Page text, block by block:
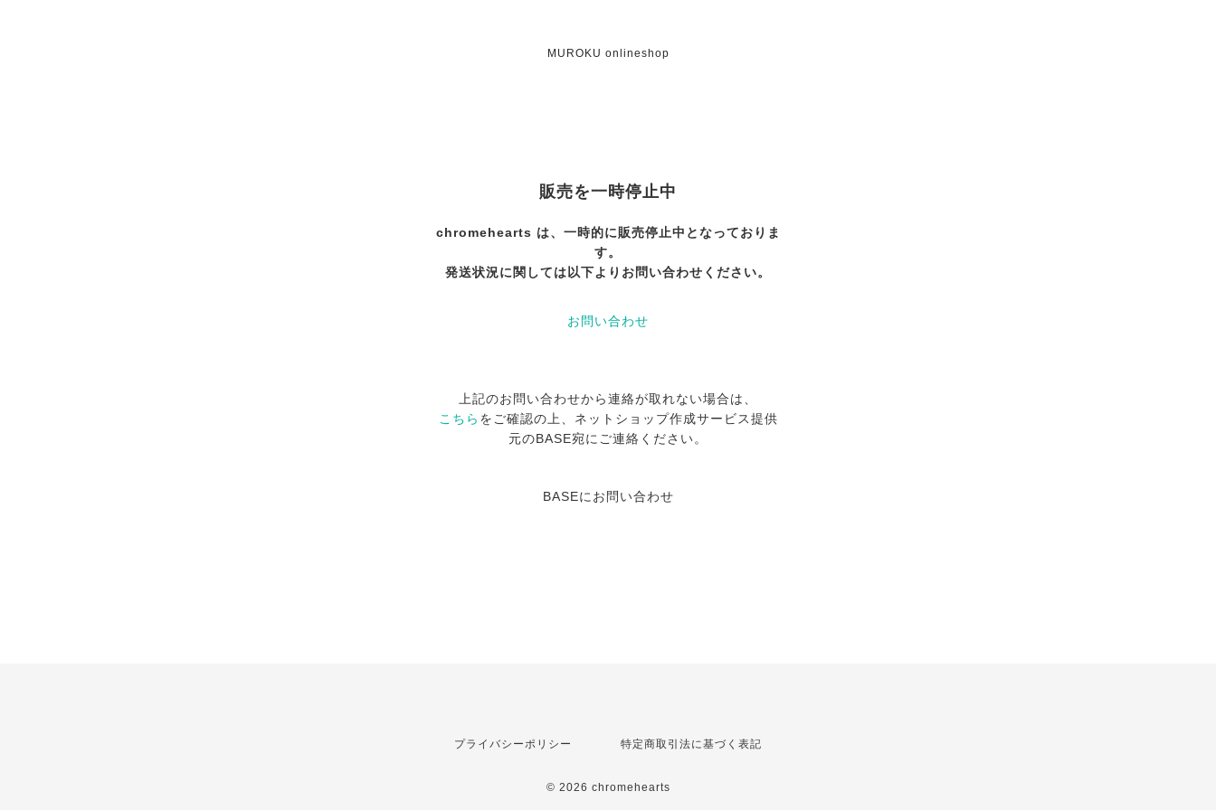
MUROKU onlineshop
販売を一時停止中
chromehearts は、一時的に販売停止中となっておりま
す。
発送状況に関しては以下よりお問い合わせください。
お問い合わせ
上記のお問い合わせから連絡が取れない場合は、
こちら をご確認の上、ネットショップ作成サービス提供
元のBASE宛にご連絡ください。
BASEにお問い合わせ
プライバシーポリシー 特定商取引法に基づく表記
© 2026 chromehearts